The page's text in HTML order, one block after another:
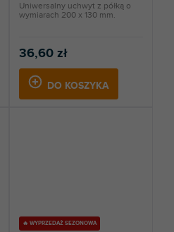
36,60 zł
DO KOSZYKA
Uniwersalny uchwyt z półką o
wymiarach 200 x 130 mm.
🔥 WYPRZEDAŻ SEZONOWA